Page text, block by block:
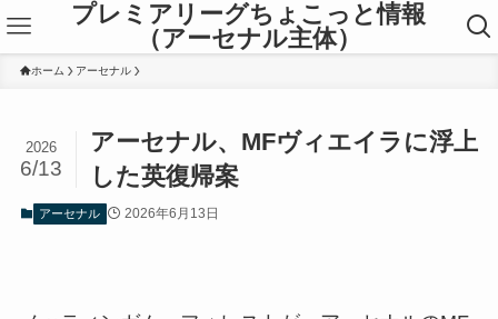
プレミアリーグちょこっと情報
（アーセナル主体）
ホーム アーセナル
アーセナル、MFヴィエイラに浮上
した英復帰案
2026
6/13
アーセナル 2026年6月13日